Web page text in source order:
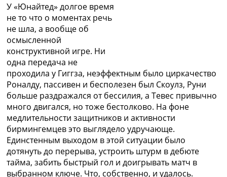
У «Юнайтед» долгое время
не то что о моментах речь
не шла, а вообще об
осмысленной
конструктивной игре. Ни
одна передача не
проходила у Гиггза, неэффектным было циркачество
Роналду, пассивен и бесполезен был Скоулз, Руни
больше раздражался от бессилия, а Тевес привычно
много двигался, но тоже бестолково. На фоне
медлительности защитников и активности
бирмингемцев это выглядело удручающе.
Единстенным выходом в этой ситуации было
дотянуть до перерыва, устроить штурм в дебюте
тайма, забить быстрый гол и доигрывать матч в
выбранном ключе. Что, собственно, и удалось.